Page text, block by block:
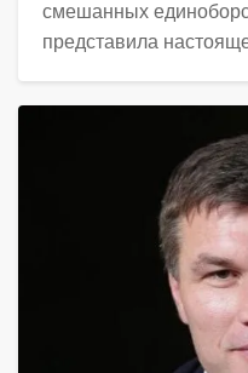
смешанных
представила